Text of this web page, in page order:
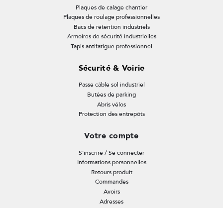
Plaques de calage chantier
Plaques de roulage professionnelles
Bacs de rétention industriels
Armoires de sécurité industrielles
Tapis antifatigue professionnel
Sécurité & Voirie
Passe câble sol industriel
Butées de parking
Abris vélos
Protection des entrepôts
Votre compte
S'inscrire / Se connecter
Informations personnelles
Retours produit
Commandes
Avoirs
Adresses